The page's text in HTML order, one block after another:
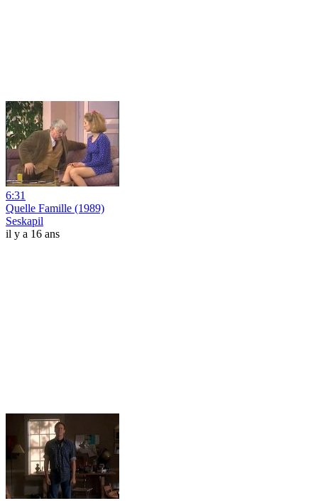
6:31
Quelle Famille (1989)
Seskapil
il y a 16 ans